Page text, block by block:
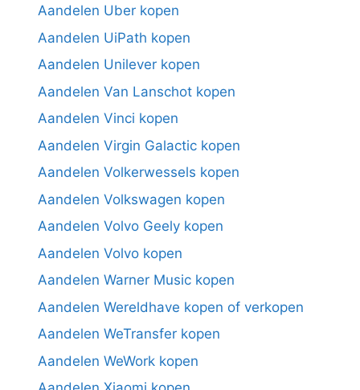
Aandelen Uber kopen
Aandelen UiPath kopen
Aandelen Unilever kopen
Aandelen Van Lanschot kopen
Aandelen Vinci kopen
Aandelen Virgin Galactic kopen
Aandelen Volkerwessels kopen
Aandelen Volkswagen kopen
Aandelen Volvo Geely kopen
Aandelen Volvo kopen
Aandelen Warner Music kopen
Aandelen Wereldhave kopen of verkopen
Aandelen WeTransfer kopen
Aandelen WeWork kopen